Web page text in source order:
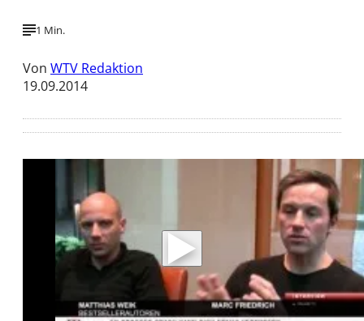
1 Min.
Von WTV Redaktion
19.09.2014
Mit der Wiedergabe dieses Videos werden
Daten an Youtube übertragen.
Hinweise dazu erhalten Sie in der Datenschutzerklärung .
Akzeptieren